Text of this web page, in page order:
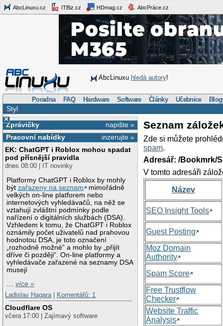
AbcLinuxu.cz ITBiz.cz HDmag.cz AbcPráce.cz
AbcLinuxu hledá autory!
Poradna FAQ Hardware Software Články Učebnice
Styl
×
napište »
Zprávičky
inzerujte »
Pracovní nabídky
EK: ChatGPT i Roblox mohou spadat
pod přísnější pravidla
dnes 08:00 | IT novinky
Platformy ChatGPT i Roblox by mohly
býtzařazeny na seznam
mimořádně
velkých on-line platforem nebo
internetových vyhledávačů, na něž se
vztahují zvláštní podmínky podle
nařízení o digitálních službách (DSA).
Vzhledem k tomu, že ChatGPT i Roblox
oznámily počet uživatelů nad prahovou
hodnotou DSA, je toto označení
„rozhodně možné“ a mohlo by „přijít
dříve či později“. On-line platformy a
vyhledávače zařazené na seznamy DSA
musejí
…více »
Ladislav Hagara
Komentářů: 1
Cloudflare OS
včera 17:00 | Zajímavý software
Seznam
Zde si můžete
spam.
Adresář: /Bookmrk/
V tomto adresáři
Název
SEO Insight Tools
Guest Posting
Moz Domain
Authority
Spam Score
Free Trustflow
Checker
Website Traffic
Analysis